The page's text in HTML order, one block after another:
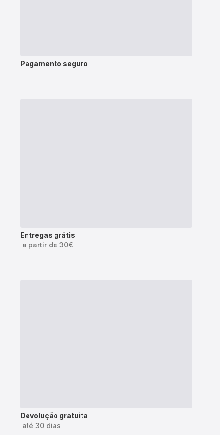
Pagamento seguro
Entregas grátis
a partir de 30€
Devolução gratuita
até 30 dias